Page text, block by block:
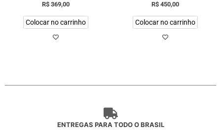
R$ 369,00
Colocar no carrinho
R$450,00
Colocar no carrinho
ENTREGAS PARA TODO O BRASIL